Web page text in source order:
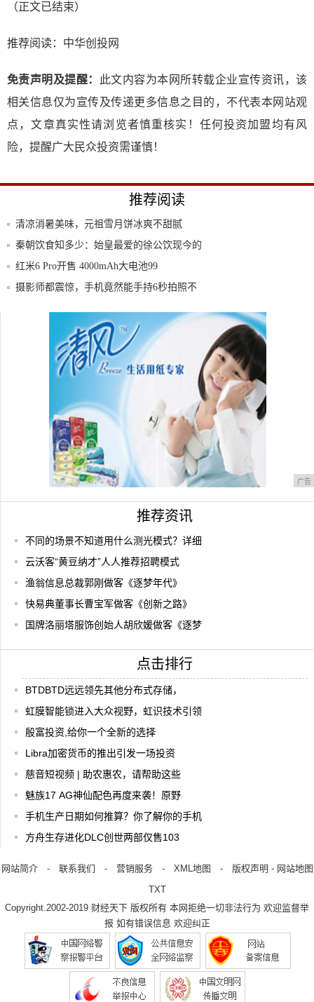
（正文已结束）
推荐阅读： 中华创投网
免责声明及提醒：
此文内容为本网所转载企业宣传资讯，该
相关信息仅为宣传及传递更多信息之目的，不代表本网站观
点，文章真实性请浏览者慎重核实！任何投资加盟均有风
险，提醒广大民众投资需谨慎！
推荐阅读
清凉消暑美味，元祖雪月饼冰爽不甜腻
秦朝饮食知多少：始皇最爱的徐公饮现今的
酸梅汤
红米6 Pro开售 4000mAh大电池99
摄影师都震惊，手机竟然能手持6秒拍照不
助力企业数字化转型 天九老板云赋能独角
广告
推荐资讯
不同的场景不知道用什么测光模式？详细
云沃客“黄豆纳才”人人推荐招聘模式
渔翁信息总裁郭刚做客《逐梦年代》
快易典董事长曹宝军做客《创新之路》
国牌洛丽塔服饰创始人胡欣媛做客《逐梦
点击排行
BTDBTD远远领先其他分布式存储，
虹膜智能锁进入大众视野，虹识技术引领
殷富投资,给你一个全新的选择
Libra加密货币的推出引发一场投资
慈音短视频 | 助农惠农，请帮助这些
魅族17 AG神仙配色再度来袭！原野
手机生产日期如何推算？你了解你的手机
方舟生存进化DLC创世两部仅售103
网站简介- 联系我们 - 营销服务- XML地图 - 版权声明 - 网站地图
TXT
Copyright.2002-2019 财经天下 版权所有 本网拒绝一切非法行为 欢迎监督举
报 如有错误信息 欢迎纠正